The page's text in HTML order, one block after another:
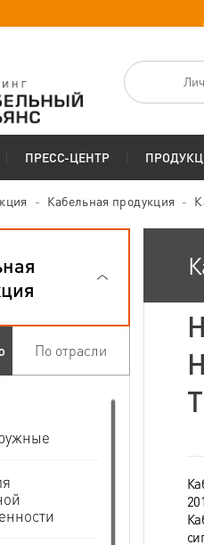
ПРЕСС-ЦЕНТР
Кабельная продукция
По отрасли